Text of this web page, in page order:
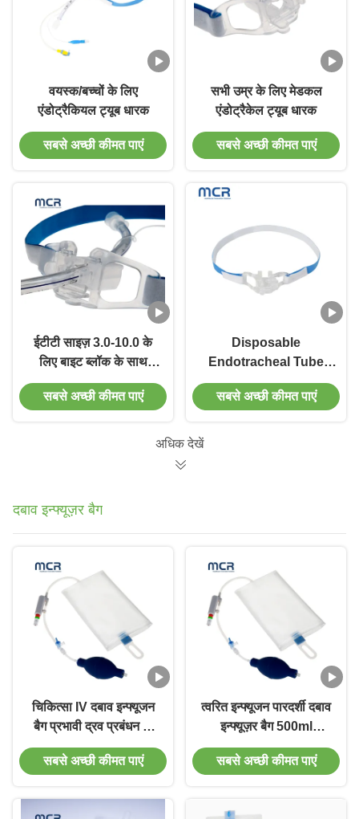
वयस्क/बच्चों के लिए
एंडोट्रैकियल ट्यूब धारक
सबसे अच्छी कीमत पाएं
सभी उम्र के लिए मेडकल
एंडोट्रैकेल ट्यूब धारक
सबसे अच्छी कीमत पाएं
ईटीटी साइज़ 3.0-10.0 के
लिए बाइट ब्लॉक के साथ
डिस्पोजेबल लेटेक्स-मुक्त
एंडोट्रैचियल ट्यूब होल्डर
सबसे अच्छी कीमत पाएं
Disposable
Endotracheal Tube
Holder For ETT size
3.0-10.0
सबसे अच्छी कीमत पाएं
अधिक देखें
दबाव इन्फ्यूज़र बैग
चिकित्सा IV दबाव इन्फ्यूजन
बैग प्रभावी द्रव प्रबंधन के
लिए मोटी पीयू संरचना
सबसे अच्छी कीमत पाएं
त्वरित इन्फ्यूजन पारदर्शी दबाव
इन्फ्यूज़र बैग 500ml
1000ml
सबसे अच्छी कीमत पाएं